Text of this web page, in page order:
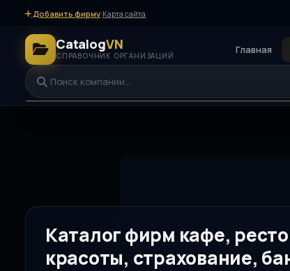
Добавить фирму|Карта сайта
CatalogVN
СПРАВОЧНИК ОРГАНИЗАЦИЙ Главная
Каталог фирм кафе,
красоты, страхование,